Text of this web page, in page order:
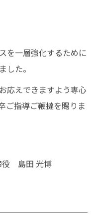
報
108
定休日／水曜日
を一層強化するために
した。
応えできますよう専心
ご指導ご鞭撻を賜りま
役 島田 光博